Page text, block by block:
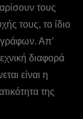
τους
τους, το ίδιο
Απ’
διαφορά
είναι η
της